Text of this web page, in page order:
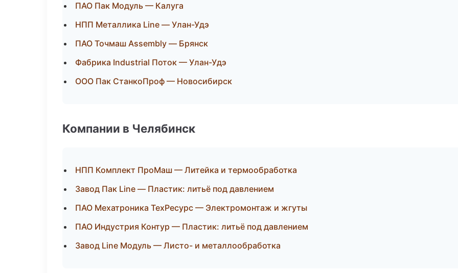
ПАО Пак Модуль — Калуга
НПП Металлика Line — Улан-Удэ
ПАО Точмаш Assembly — Брянск
Фабрика Industrial Поток — Улан-Удэ
ООО Пак СтанкоПроф — Новосибирск
Компании в Челябинск
НПП Комплект ПроМаш — Литейка и термообработка
Завод Пак Line — Пластик: литьё под давлением
ПАО Мехатроника ТехРесурс — Электромонтаж и жгуты
ПАО Индустрия Контур — Пластик: литьё под давлением
Завод Line Модуль — Листо- и металлообработка